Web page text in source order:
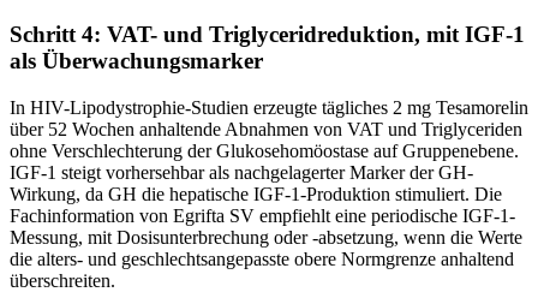
Schritt 4: VAT- und Triglyceridreduktion, mit IGF-1
als Überwachungsmarker
In HIV-Lipodystrophie-Studien erzeugte tägliches 2 mg Tesamorelin
über 52 Wochen anhaltende Abnahmen von VAT und Triglyceriden
ohne Verschlechterung der Glukosehomöostase auf Gruppenebene.
IGF-1 steigt vorhersehbar als nachgelagerter Marker der GH-
Wirkung, da GH die hepatische IGF-1-Produktion stimuliert. Die
Fachinformation von Egrifta SV empfiehlt eine periodische IGF-1-
Messung, mit Dosisunterbrechung oder -absetzung, wenn die Werte
die alters- und geschlechtsangepasste obere Normgrenze anhaltend
überschreiten.